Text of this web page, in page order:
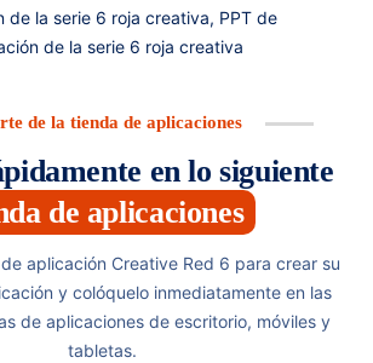
de la serie 6 roja creativa, PPT de
de la serie 6 roja creativa
de la tienda de aplicaciones
en lo siguiente
de aplicaciones
aplicación Creative Red 6 para crear su
y colóquelo inmediatamente en las
de aplicaciones de escritorio, móviles y
tabletas.